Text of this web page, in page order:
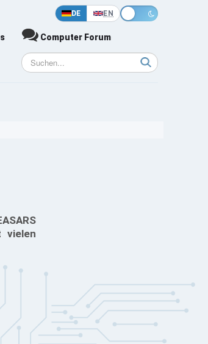
DE EN
Computer Forum
vielen